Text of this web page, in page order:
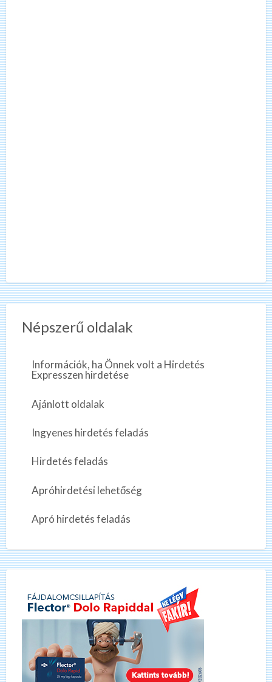
Népszerű oldalak
Információk, ha Önnek volt a Hirdetés
Expresszen hirdetése
Ajánlott oldalak
Ingyenes hirdetés feladás
Hirdetés feladás
Apróhirdetési lehetőség
Apró hirdetés feladás